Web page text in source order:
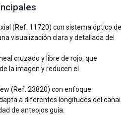
(Ref. 11720) con sistema óptico de
visualización clara y detallada del
cruzado y libre de rojo, que
la imagen y reducen el
(Ref. 23820) con enfoque
a diferentes longitudes del canal
de anteojos guía.